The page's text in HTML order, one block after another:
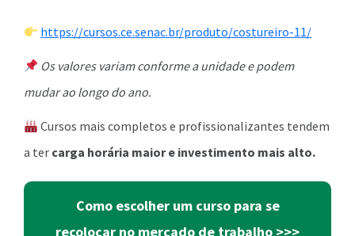
https://cursos.ce.senac.br/produto/costureiro-11/
Os valores variam conforme a unidade e podem
mudar ao longo do ano.
Cursos mais completos e profissionalizantes tendem
a ter carga horária maior e investimento mais alto.
Como escolher um curso para se
recolocar no mercado de trabalho >>>